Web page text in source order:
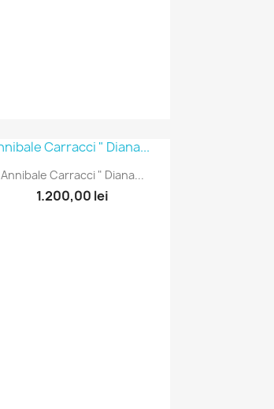
Vizualizare rapida
Annibale Carracci " Diana...
1.200,00 lei